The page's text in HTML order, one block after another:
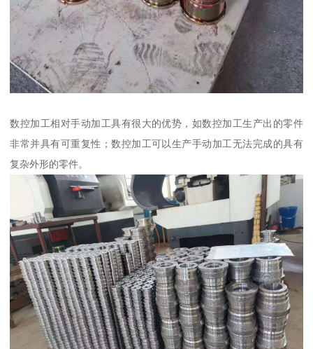
数控加工相对手动加工具有很大的优势，如数控加工生产出的零件
非常并具有可重复性；数控加工可以生产手动加工无法完成的具有
复杂外形的零件。